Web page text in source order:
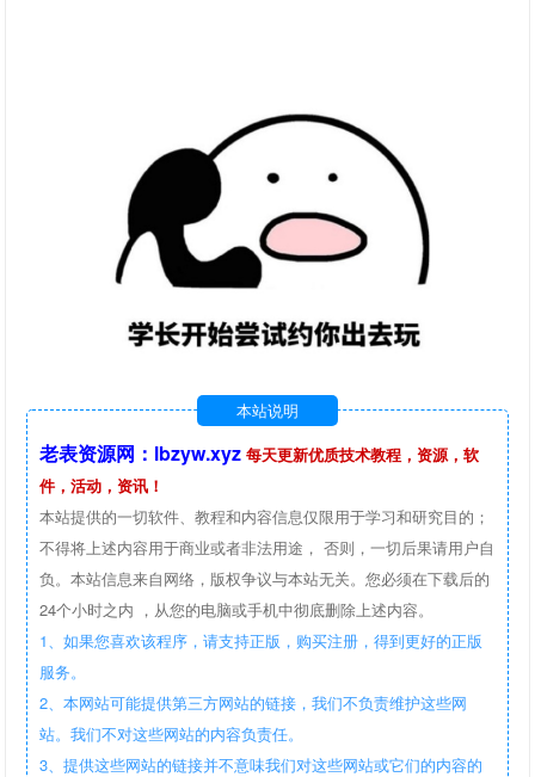
本站说明
老表资源网：lbzyw.xyz 每天更新优质技术教程，资源，软
件，活动，资讯！
本站提供的一切软件、教程和内容信息仅限用于学习和研究目的；
不得将上述内容用于商业或者非法用途， 否则，一切后果请用户自
负。本站信息来自网络，版权争议与本站无关。您必须在下载后的
24个小时之内 ，从您的电脑或手机中彻底删除上述内容。
1、如果您喜欢该程序，请支持正版，购买注册，得到更好的正版
服务。
2、本网站可能提供第三方网站的链接，我们不负责维护这些网
站。我们不对这些网站的内容负责任。
3、提供这些网站的链接并不意味我们对这些网站或它们的内容的